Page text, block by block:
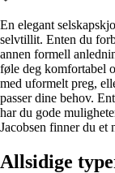
Reise
Informasjon
Tilbehør
Tips og triks
Lukk
Klær
Reise
Informasjon
Tilbehør
Tips og triks
Målsøm
Lukk
En elegant
selvtillit. Enten du
annen formell
føle deg komfortabel
med uformelt preg,
passer dine behov.
har du gode
Jacobsen finner du et
Allsidige